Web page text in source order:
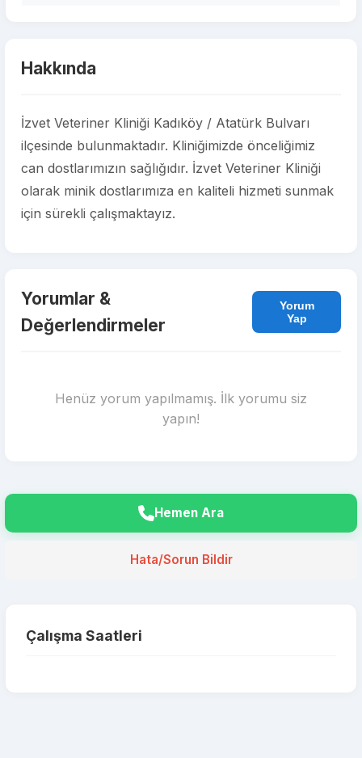
Hakkında
İzvet Veteriner Kliniği Kadıköy / Atatürk Bulvarı
ilçesinde bulunmaktadır. Kliniğimizde önceliğimiz
can dostlarımızın sağlığıdır. İzvet Veteriner Kliniği
olarak minik dostlarımıza en kaliteli hizmeti sunmak
için sürekli çalışmaktayız.
Yorumlar &
Değerlendirmeler
Yorum
Yap
Henüz yorum yapılmamış. İlk yorumu siz
yapın!
Hemen Ara
Hata/Sorun Bildir
Çalışma Saatleri